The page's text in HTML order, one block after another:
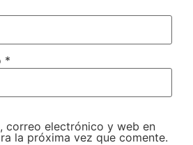
*
correo electrónico y web en
la próxima vez que comente.